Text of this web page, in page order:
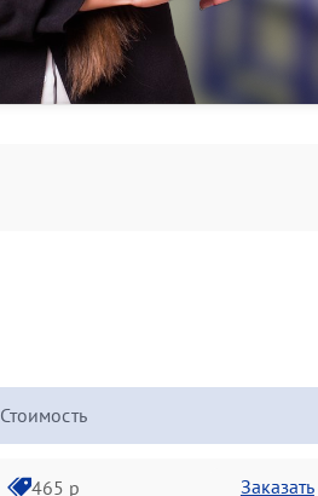
Стоимость
465 р Заказать